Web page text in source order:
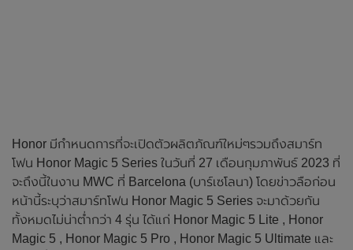
Honor มีกำหนดการที่จะเปิดตัวผลิตภัณฑ์ใหม่ๆรวมถึงสมาร์ท
โฟน Honor Magic 5 Series ในวันที่ 27 เดือนกุมภาพันธ์ 2023 ที่
จะถึงนี้ในงาน MWC ที่ Barcelona (บาร์เซโลนา) โดยข่าวลือก่อน
หน้านี้ระบุว่าสมาร์ทโฟน Honor Magic 5 Series จะมาด้วยกัน
ทั้งหมดไม่น่าต่ำกว่า 4 รุ่น ได้แก่ Honor Magic 5 Lite , Honor
Magic 5 , Honor Magic 5 Pro , Honor Magic 5 Ultimate และ